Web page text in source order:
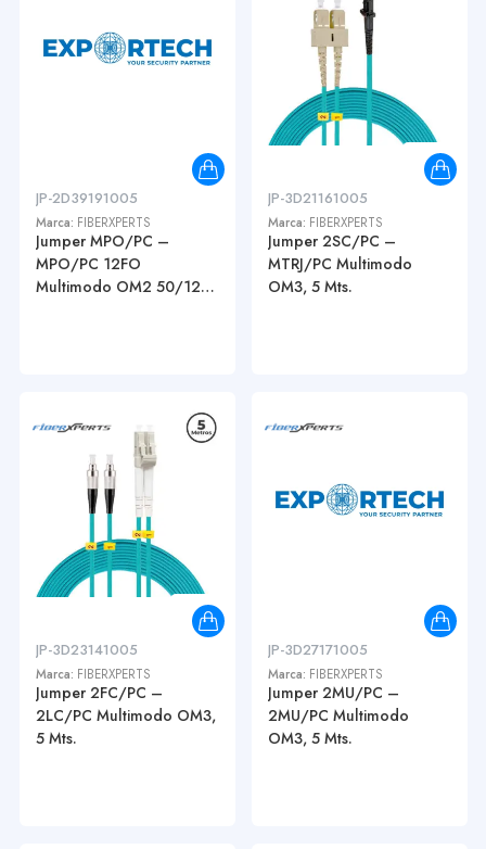
JP-2D39191005
Marca: FIBERXPERTS
Jumper MPO/PC –
MPO/PC 12FO
Multimodo OM2 50/125,
JP-3D21161005
Marca: FIBERXPERTS
Jumper 2SC/PC –
MTRJ/PC Multimodo
OM3, 5 Mts.
JP-3D23141005
Marca: FIBERXPERTS
Jumper 2FC/PC –
2LC/PC Multimodo OM3,
5 Mts.
JP-3D27171005
Marca: FIBERXPERTS
Jumper 2MU/PC –
2MU/PC Multimodo
OM3, 5 Mts.